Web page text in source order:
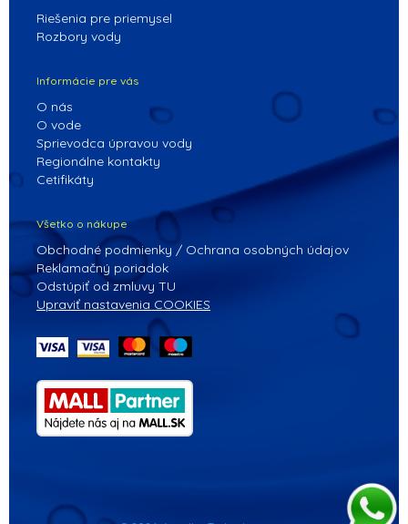
Riešenia pre priemysel
Rozbory vody
Informácie pre vás
O nás
O vode
Sprievodca úpravou vody
Regionálne kontakty
Cetifikáty
Všetko o nákupe
Obchodné podmienky / Ochrana osobných údajov
Reklamačný poriadok
Odstúpiť od zmluvy TU
Upraviť nastavenia COOKIES